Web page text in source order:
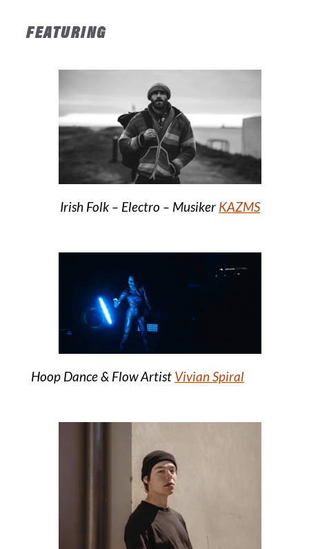
FEATURING
Irish Folk – Electro – Musiker KAZMS
Hoop Dance & Flow Artist Vivian Spiral